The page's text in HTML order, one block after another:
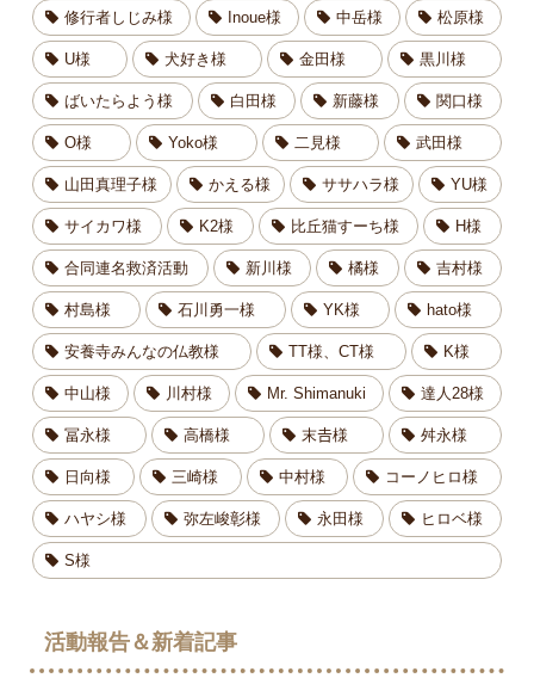
修行者しじみ様 Inoue様 中岳様 松原様
U様 犬好き様 金田様 黒川様
ばいたらよう様 白田様 新藤様 関口様
O様 Yoko様 二見様 武田様
山田真理子様 かえる様 ササハラ様 YU様
サイカワ様 K2様 比丘猫すーち様 H様
合同連名救済活動 新川様 橘様 吉村様
村島様 石川勇一様 YK様 hato様
安養寺みんなの仏教様 TT様、CT様 K様
中山様 川村様 Mr. Shimanuki 達人28様
冨永様 高橋様 末𠮷様 舛永様
日向様 三崎様 中村様 コーノヒロ様
ハヤシ様 弥左峻彰様 永田様 ヒロベ様
S様
活動報告＆新着記事